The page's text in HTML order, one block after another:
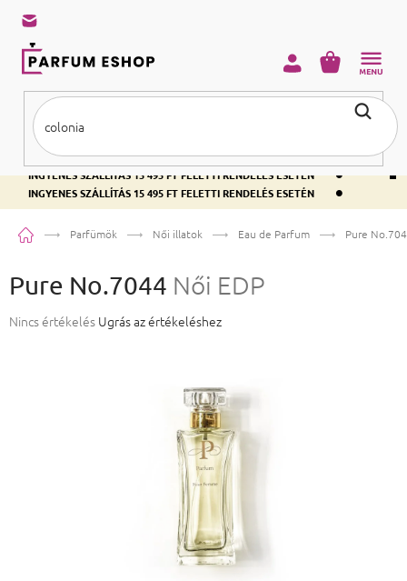
INGYENES SZÁLLÍTÁS 15 495 FT FELETTI RENDELÉS ESETÉN •
INGYENES SZÁLLÍTÁS 15 495 FT FELETTI RENDELÉS ESETÉN •
INGYENES SZÁLLÍTÁS 15 495 FT FELETTI RENDELÉS ESETÉN •
KOSÁR
KezdőlapParfümök Női illatok Eau de Parfum Pure
Pure No.7044 Női EDP
A termék átlagos értékelése 5-ből 0,0 csillag.
Nincs értékelés Ugrás az értékeléshez